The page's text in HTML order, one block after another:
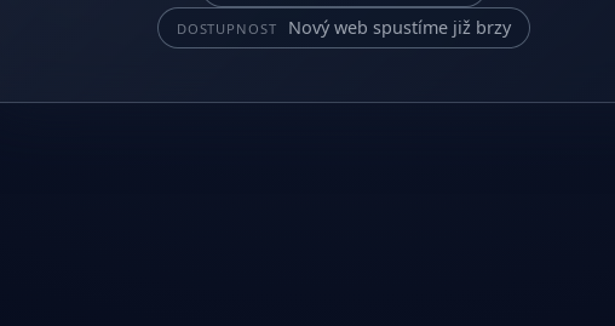
DOSTUPNOST Nový web spustíme již brzy